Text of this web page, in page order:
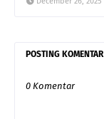
POSTING KOMENTAR
0 Komentar